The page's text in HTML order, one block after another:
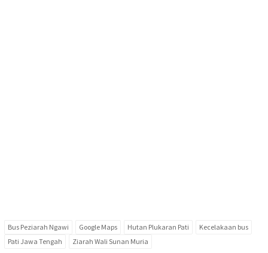
Bus Peziarah Ngawi Google Maps Hutan Plukaran Pati
Kecelakaan bus
Pati Jawa Tengah
Ziarah Wali Sunan Muria